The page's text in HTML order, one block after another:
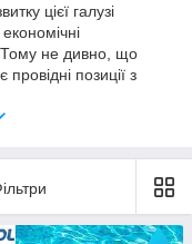
цієї галузі
Тому не дивно, що
позиції з
та громадського
першими
На формування
всього